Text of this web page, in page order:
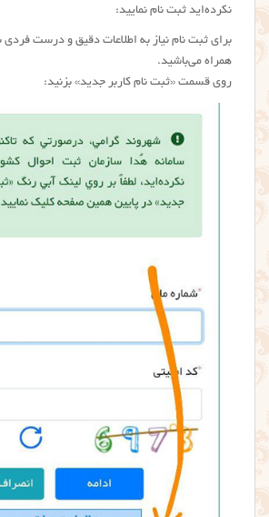
نکرده‌اید ثبت نام نمایید:
برای ثبت نام نیاز به اطلاعات دقیق و درست فردی
همراه می‌باشید.
روی قسمت «ثبت نام کاربر جدید» بزنید: